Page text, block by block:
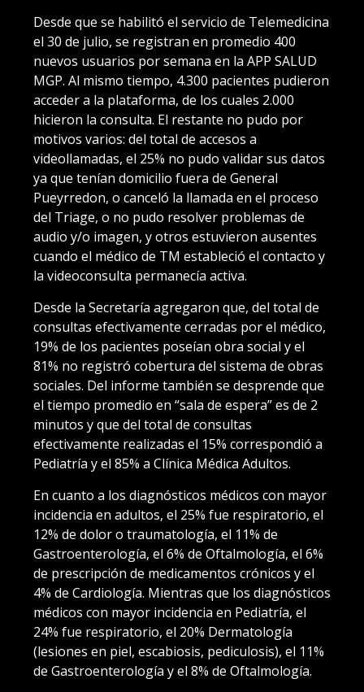
Desde que se habilitó el servicio de Telemedicina
el 30 de julio, se registran en promedio 400
nuevos usuarios por semana en la APP SALUD
MGP. Al mismo tiempo, 4.300 pacientes pudieron
acceder a la plataforma, de los cuales 2.000
hicieron la consulta. El restante no pudo por
motivos varios: del total de accesos a
videollamadas, el 25% no pudo validar sus datos
ya que tenían domicilio fuera de General
Pueyrredon, o canceló la llamada en el proceso
del Triage, o no pudo resolver problemas de
audio y/o imagen, y otros estuvieron ausentes
cuando el médico de TM estableció el contacto y
la videoconsulta permanecía activa.
Desde la Secretaría agregaron que, del total de
consultas efectivamente cerradas por el médico,
19% de los pacientes poseían obra social y el
81% no registró cobertura del sistema de obras
sociales. Del informe también se desprende que
el tiempo promedio en “sala de espera” es de 2
minutos y que del total de consultas
efectivamente realizadas el 15% correspondió a
Pediatría y el 85% a Clínica Médica Adultos.
En cuanto a los diagnósticos médicos con mayor
incidencia en adultos, el 25% fue respiratorio, el
12% de dolor o traumatología, el 11% de
Gastroenterología, el 6% de Oftalmología, el 6%
de prescripción de medicamentos crónicos y el
4% de Cardiología. Mientras que los diagnósticos
médicos con mayor incidencia en Pediatría, el
24% fue respiratorio, el 20% Dermatología
(lesiones en piel, escabiosis, pediculosis), el 11%
de Gastroenterología y el 8% de Oftalmología.